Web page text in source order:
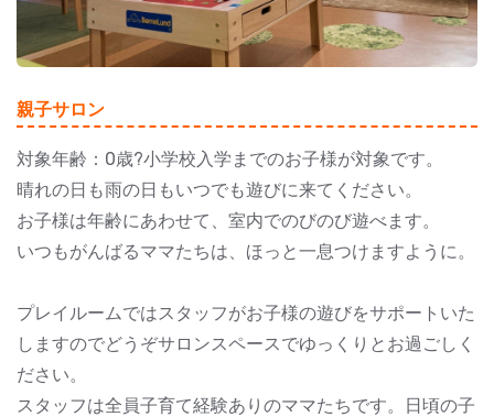
親子サロン
対象年齢：0歳?小学校入学までのお子様が対象です。
晴れの日も雨の日もいつでも遊びに来てください。
お子様は年齢にあわせて、室内でのびのび遊べます。
いつもがんばるママたちは、ほっと一息つけますように。
プレイルームではスタッフがお子様の遊びをサポートいた
しますのでどうぞサロンスペースでゆっくりとお過ごしく
ださい。
スタッフは全員子育て経験ありのママたちです。日頃の子